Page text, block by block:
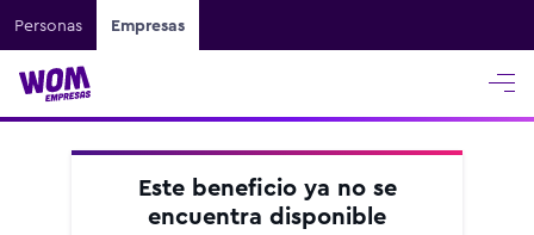
Personas Empresas
Este beneficio ya no se
encuentra disponible